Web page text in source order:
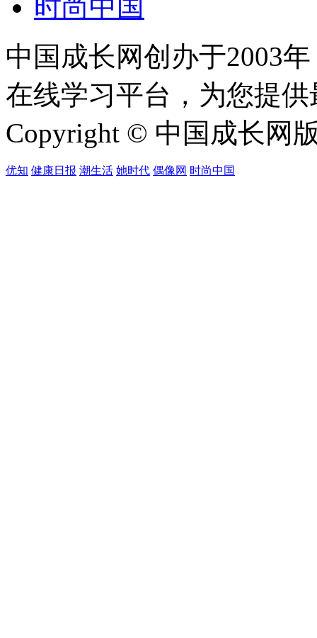
时尚中国
中国成长网创办于2003
在线学习平台，为您提
Copyright © 中国成长网
优知 健康日报 潮生活 她时代 偶像网 时尚中国